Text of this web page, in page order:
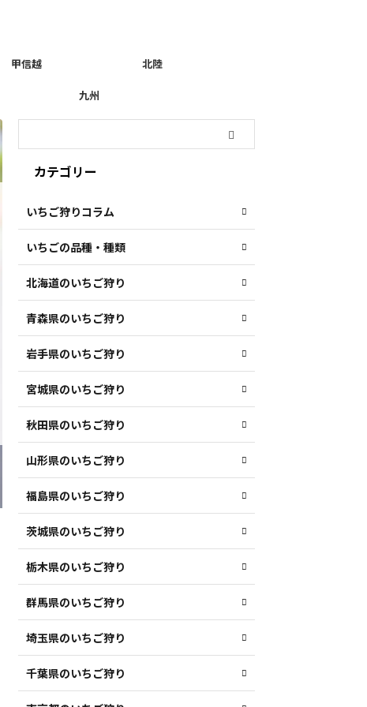
甲信越 北陸
九州
カテゴリー
いちご狩りコラム
いちごの品種・種類
北海道のいちご狩り
青森県のいちご狩り
岩手県のいちご狩り
宮城県のいちご狩り
秋田県のいちご狩り
山形県のいちご狩り
福島県のいちご狩り
茨城県のいちご狩り
栃木県のいちご狩り
群馬県のいちご狩り
埼玉県のいちご狩り
千葉県のいちご狩り